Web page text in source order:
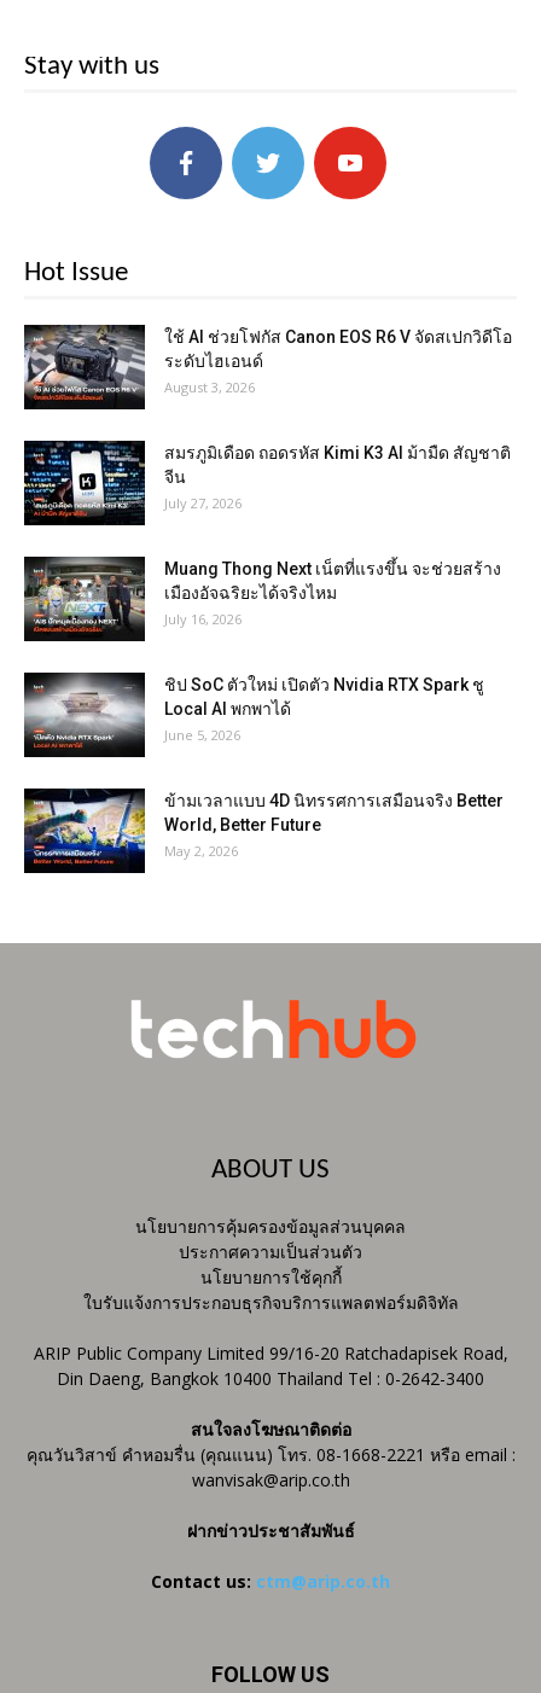
Stay with us
Hot Issue
ใช้ AI ช่วยโฟกัส Canon EOS R6 V จัดสเปกวิดีโอ
ระดับไฮเอนด์
August 3, 2026
สมรภูมิเดือด ถอดรหัส Kimi K3 AI ม้ามืด สัญชาติ
จีน
July 27, 2026
Muang Thong Next เน็ตที่แรงขึ้น จะช่วยสร้าง
เมืองอัจฉริยะได้จริงไหม
July 16, 2026
ชิป SoC ตัวใหม่ เปิดตัว Nvidia RTX Spark ชู
Local AI พกพาได้
June 5, 2026
ข้ามเวลาแบบ 4D นิทรรศการเสมือนจริง Better
World, Better Future
May 2, 2026
ABOUT US
นโยบายการคุ้มครองข้อมูลส่วนบุคคล
ประกาศความเป็นส่วนตัว
นโยบายการใช้คุกกี้
ใบรับแจ้งการประกอบธุรกิจบริการแพลตฟอร์มดิจิทัล
ARIP Public Company Limited 99/16-20 Ratchadapisek Road,
Din Daeng, Bangkok 10400 Thailand Tel : 0-2642-3400
สนใจลงโฆษณาติดต่อ
คุณวันวิสาข์ คำหอมรื่น (คุณแนน) โทร. 08-1668-2221 หรือ email :
wanvisak@arip.co.th
ฝากข่าวประชาสัมพันธ์
Contact us: ctm@arip.co.th
FOLLOW US